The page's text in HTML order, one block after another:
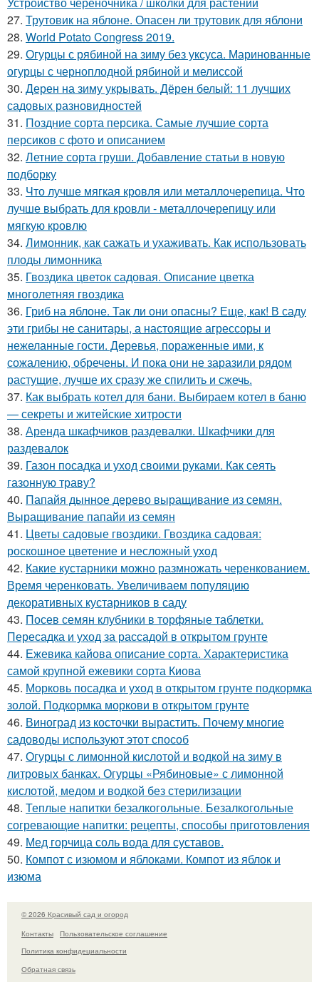
27. Трутовик на яблоне. Опасен ли трутовик для яблони
28. World Potato Congress 2019.
29. Огурцы с рябиной на зиму без уксуса. Маринованные
огурцы с черноплодной рябиной и мелиссой
30. Дерен на зиму укрывать. Дёрен белый: 11 лучших
садовых разновидностей
31. Поздние сорта персика. Самые лучшие сорта
персиков с фото и описанием
32. Летние сорта груши. Добавление статьи в новую
подборку
33. Что лучше мягкая кровля или металлочерепица. Что
лучше выбрать для кровли - металлочерепицу или
мягкую кровлю
34. Лимонник, как сажать и ухаживать. Как использовать
плоды лимонника
35. Гвоздика цветок садовая. Описание цветка
многолетняя гвоздика
36. Гриб на яблоне. Так ли они опасны? Еще, как! В саду
эти грибы не санитары, а настоящие агрессоры и
нежеланные гости. Деревья, пораженные ими, к
сожалению, обречены. И пока они не заразили рядом
растущие, лучше их сразу же спилить и сжечь.
37. Как выбрать котел для бани. Выбираем котел в баню
— секреты и житейские хитрости
38. Аренда шкафчиков раздевалки. Шкафчики для
раздевалок
39. Газон посадка и уход своими руками. Как сеять
газонную траву?
40. Папайя дынное дерево выращивание из семян.
Выращивание папайи из семян
41. Цветы садовые гвоздики. Гвоздика садовая:
роскошное цветение и несложный уход
42. Какие кустарники можно размножать черенкованием.
Время черенковать. Увеличиваем популяцию
декоративных кустарников в саду
43. Посев семян клубники в торфяные таблетки.
Пересадка и уход за рассадой в открытом грунте
44. Ежевика кайова описание сорта. Характеристика
самой крупной ежевики сорта Киова
45. Морковь посадка и уход в открытом грунте подкормка
золой. Подкормка моркови в открытом грунте
46. Виноград из косточки вырастить. Почему многие
садоводы используют этот способ
47. Огурцы с лимонной кислотой и водкой на зиму в
литровых банках. Огурцы «Рябиновые» с лимонной
кислотой, медом и водкой без стерилизации
48. Теплые напитки безалкогольные. Безалкогольные
согревающие напитки: рецепты, способы приготовления
49. Мед горчица соль вода для суставов.
50. Компот с изюмом и яблоками. Компот из яблок и
изюма
© 2026 Красивый сад и огород
Контакты
Пользовательское соглашение
Политика конфидециальности
Обратная связь